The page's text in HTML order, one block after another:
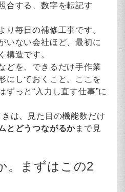
合する、数字を転記す
り毎日の補修工事です。
いない会社ほど、最初に
構造です。
どを、できるだけ手作業
にしておくこと。ここを
ずっと“入力し直す仕事”に
は、見た目の機能数だけ
とどうつながるかまで見
。まずはこの2